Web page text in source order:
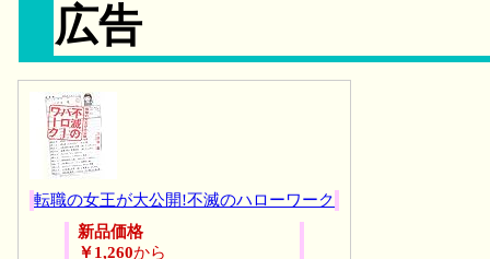
広告
転職の女王が大公開!不滅のハローワーク
新品価格
￥1,260から